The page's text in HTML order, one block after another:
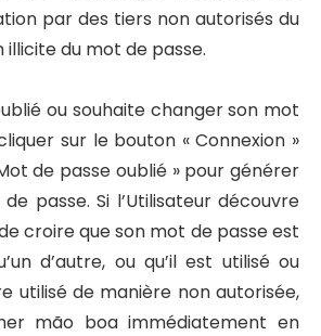
par des tiers non autorisés du
illicite du mot de passe.
ou souhaite changer son mot
sur le bouton « Connexion »
de passe oublié » pour générer
passe. Si l’Utilisateur découvre
croire que son mot de passe est
d’autre, ou qu’il est utilisé ou
utilisé de manière non autorisée,
mão boa immédiatement en